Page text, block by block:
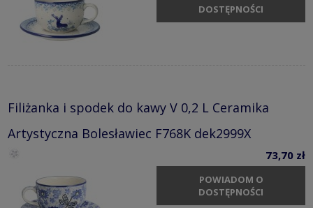
DOSTĘPNOŚCI
Filiżanka i spodek do kawy V 0,2 L Ceramika
Artystyczna Bolesławiec F768K dek2999X
73,70 zł
POWIADOM O
DOSTĘPNOŚCI